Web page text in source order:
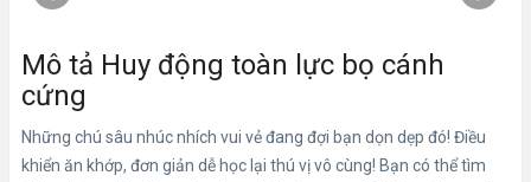
Mô tả Huy động toàn lực bọ cánh
cứng
Những chú sâu nhúc nhích vui vẻ đang đợi bạn dọn dẹp đó! Điều
khiển ăn khớp, đơn giản dễ học lại thú vị vô cùng! Bạn có thể tìm